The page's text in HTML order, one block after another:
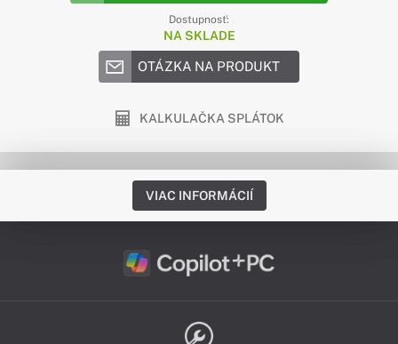
Dostupnosť:
NA SKLADE
OTÁZKA NA PRODUKT
KALKULAČKA SPLÁTOK
VIAC INFORMÁCIÍ